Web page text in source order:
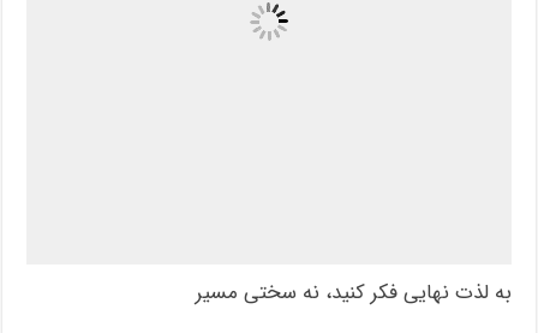
به لذت نهایی فکر کنید، نه سختی مسیر